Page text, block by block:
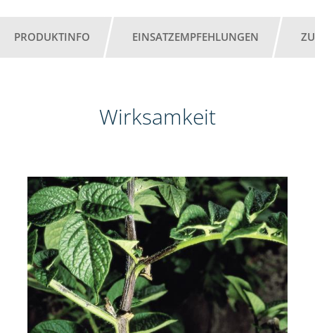
PRODUKTINFO EINSATZEMPFEHLUNGEN
Wirksamkeit